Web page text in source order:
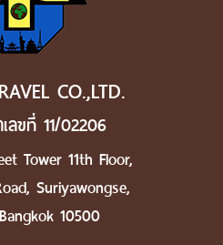
CO.,LTD.
ขที่ 11/02206
Tower 11th Floor,
Suriyawongse,
10500